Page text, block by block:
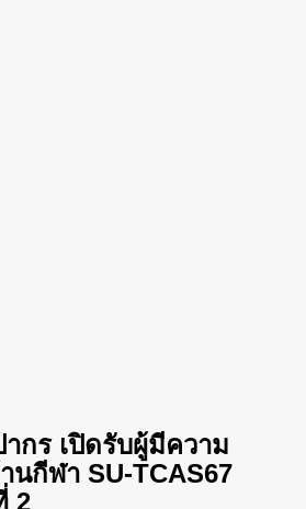
กร เปิดรับผู้มีความ
นกีฬา SU-TCAS67
2